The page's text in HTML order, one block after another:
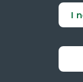
I